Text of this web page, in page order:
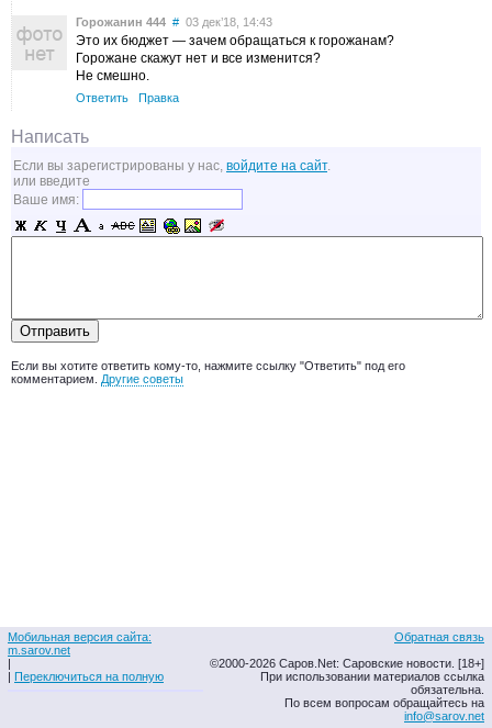
Горожанин 444 # 03 дек’18, 14:43
Это их бюджет — зачем обращаться к горожанам?
Горожане скажут нет и все изменится?
Не смешно.
Ответить Правка
Написать
Если вы зарегистрированы у нас, войдите на сайт.
или введите
Ваше имя:
Если вы хотите ответить кому-то, нажмите ссылку "Ответить" под его
комментарием. Другие советы
Мобильная версия сайта:
m.sarov.net
|
| Переключиться на полную
Обратная связь
©2000-2026 Саров.Net: Саровские новости. [18+]
При использовании материалов ссылка
обязательна.
По всем вопросам обращайтесь на
info@sarov.net